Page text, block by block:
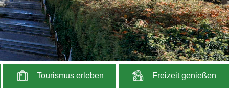
Tourismus erleben Freizeit genießen